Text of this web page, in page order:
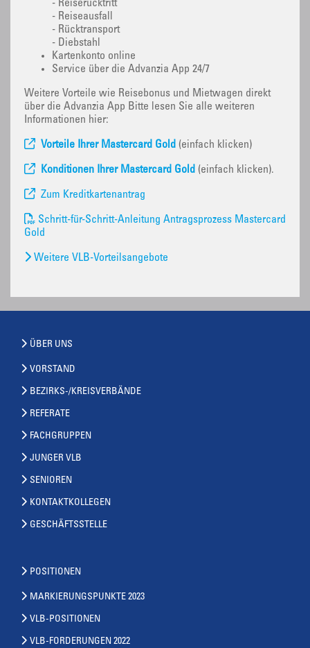
- Reiserücktritt
- Reiseausfall
- Rücktransport
- Diebstahl
Kartenkonto online
Service über die Advanzia App 24/7
Weitere Vorteile wie Reisebonus und Mietwagen direkt
über die Advanzia App Bitte lesen Sie alle weiteren
Informationen hier:
Vorteile Ihrer Mastercard Gold (einfach klicken)
Konditionen Ihrer Mastercard Gold (einfach klicken).
Zum Kreditkartenantrag
Schritt-für-Schritt-Anleitung Antragsprozess Mastercard
Gold
Weitere VLB-Vorteilsangebote
ÜBER UNS
VORSTAND
BEZIRKS-/KREISVERBÄNDE
REFERATE
FACHGRUPPEN
JUNGER VLB
SENIOREN
KONTAKTKOLLEGEN
GESCHÄFTSSTELLE
POSITIONEN
MARKIERUNGSPUNKTE 2023
VLB-POSITIONEN
VLB-FORDERUNGEN 2022